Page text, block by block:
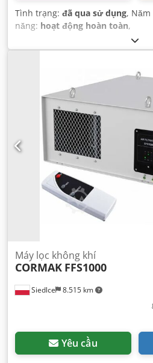
Tình trạng: đã qua sử dụng,
năng: hoạt động hoàn toàn,
Siedlce 8.515 km
Máy lọc không khí
CORMAK FFS1000
Yêu cầu